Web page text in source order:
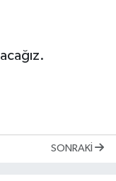
SONRAKI